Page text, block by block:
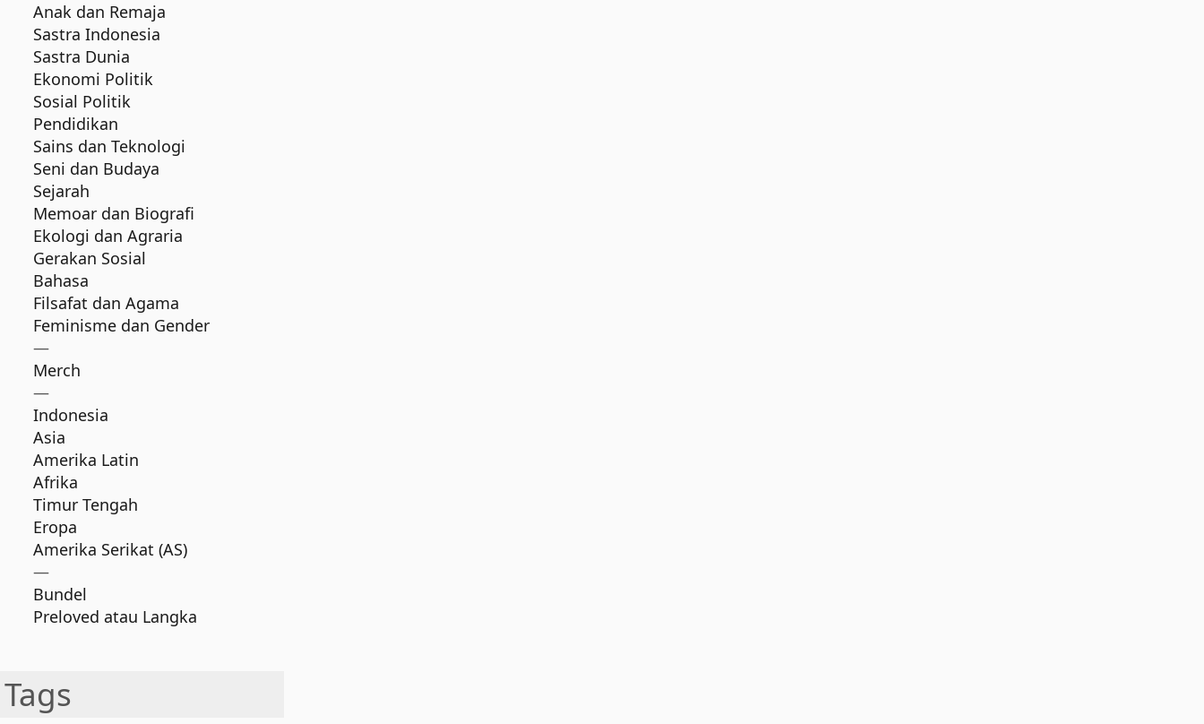
Anak dan Remaja
Sastra Indonesia
Sastra Dunia
Ekonomi Politik
Sosial Politik
Pendidikan
Sains dan Teknologi
Seni dan Budaya
Sejarah
Memoar dan Biografi
Ekologi dan Agraria
Gerakan Sosial
Bahasa
Filsafat dan Agama
Feminisme dan Gender
—
Merch
—
Indonesia
Asia
Amerika Latin
Afrika
Timur Tengah
Eropa
Amerika Serikat (AS)
—
Bundel
Preloved atau Langka
Tags